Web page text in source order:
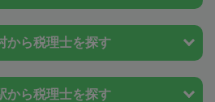
から税理士を探す
から税理士を探す